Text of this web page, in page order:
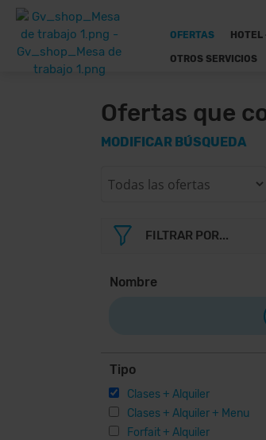
OFERTAS
OTROS SERVICIOS
Ofertas que
MODIFICAR BÚSQUEDA
FILTRAR POR...
Nombre
Tipo
Clases + Alquiler
Clases + Alquiler + Menu
Forfait + Alquiler